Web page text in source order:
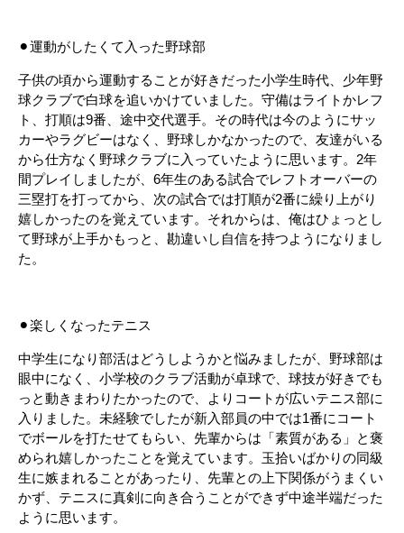
⚫︎運動がしたくて入った野球部
子供の頃から運動することが好きだった小学生時代、少年野
球クラブで白球を追いかけていました。守備はライトかレフ
ト、打順は9番、途中交代選手。その時代は今のようにサッ
カーやラグビーはなく、野球しかなかったので、友達がいる
から仕方なく野球クラブに入っていたように思います。2年
間プレイしましたが、6年生のある試合でレフトオーバーの
三塁打を打ってから、次の試合では打順が2番に繰り上がり
嬉しかったのを覚えています。それからは、俺はひょっとし
て野球が上手かもっと、勘違いし自信を持つようになりまし
た。
⚫︎楽しくなったテニス
中学生になり部活はどうしようかと悩みましたが、野球部は
眼中になく、小学校のクラブ活動が卓球で、球技が好きでも
っと動きまわりたかったので、よりコートが広いテニス部に
入りました。未経験でしたが新入部員の中では1番にコート
でボールを打たせてもらい、先輩からは「素質がある」と褒
められ嬉しかったことを覚えています。玉拾いばかりの同級
生に嫉まれることがあったり、先輩との上下関係がうまくい
かず、テニスに真剣に向き合うことができず中途半端だった
ように思います。